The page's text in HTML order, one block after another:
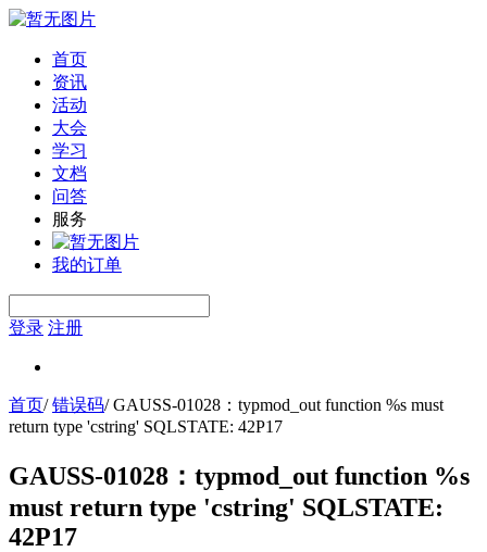
首页
资讯
活动
大会
学习
文档
问答
服务
我的订单
登录 注册
首页/错误码/GAUSS-01028：typmod_out function %s must
return type 'cstring' SQLSTATE: 42P17
GAUSS-01028：typmod_out function %s
must return type 'cstring' SQLSTATE:
42P17